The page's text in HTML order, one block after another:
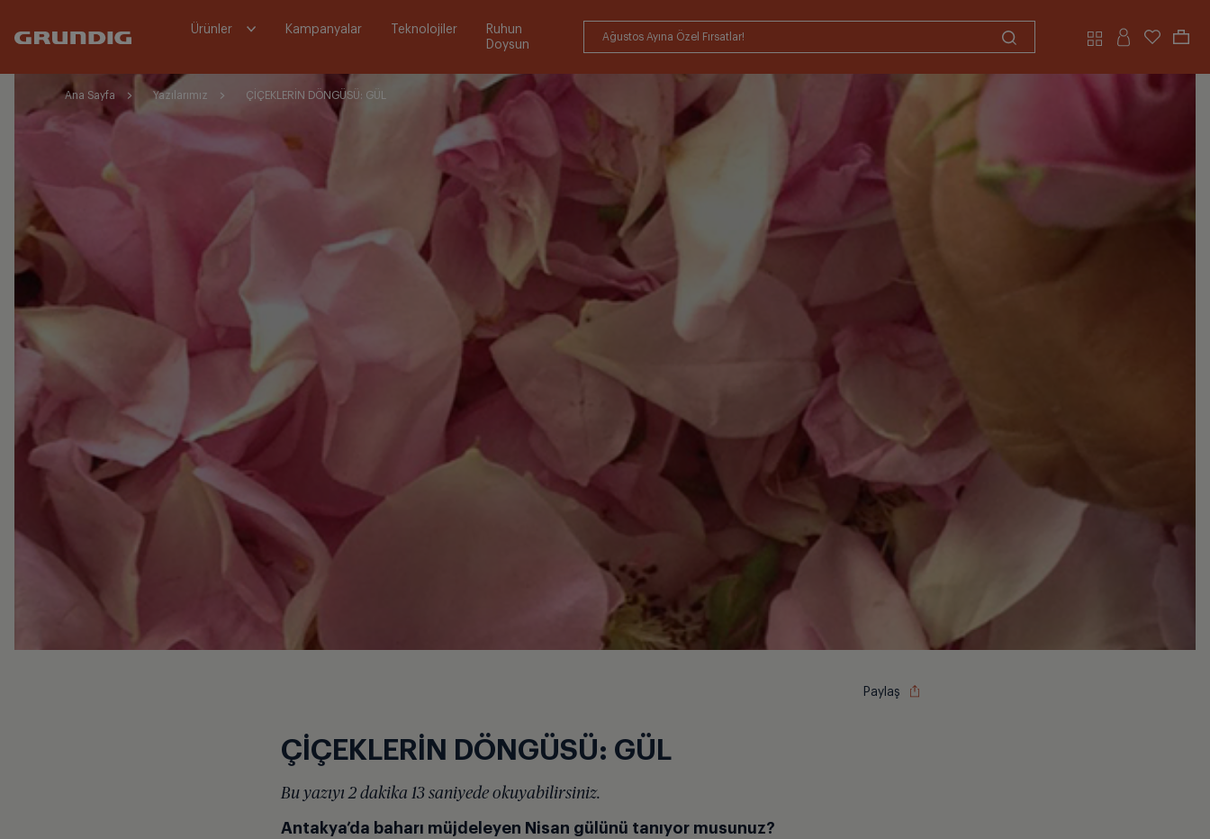
Ürünler Kampanyalar Teknolojiler
Ruhun
Doysun
Ağustos Ayına Özel Fırsatlar!
Ana Sayfa Yazılarımız ÇİÇEKLERİN DÖNGÜSÜ: GÜL
Paylaş
ÇİÇEKLERİN DÖNGÜSÜ: GÜL
Bu yazıyı 2 dakika 13 saniyede okuyabilirsiniz.
Antakya’da baharı müjdeleyen Nisan gülünü tanıyor musunuz?